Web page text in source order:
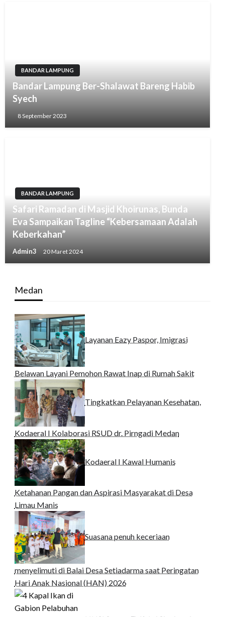
BANDAR LAMPUNG
Bandar Lampung Ber-Shalawat Bareng Habib
Syech
8 September 2023
BANDAR LAMPUNG
Safari Ramadan di Masjid Khoirunas, Bunda
Eva Sampaikan Tagline “Kebersamaan Adalah
Keberkahan”
Admin3 20 Maret 2024
Medan
Layanan Eazy Paspor, Imigrasi
Belawan Layani Pemohon Rawat Inap di Rumah Sakit
Tingkatkan Pelayanan Kesehatan,
Kodaeral I Kolaborasi RSUD dr. Pirngadi Medan‎
Kodaeral I Kawal Humanis
Ketahanan Pangan dan Aspirasi Masyarakat di Desa
Limau Manis
Suasana penuh keceriaan
menyelimuti di Balai Desa Setiadarma saat Peringatan
Hari Anak Nasional (HAN) 2026